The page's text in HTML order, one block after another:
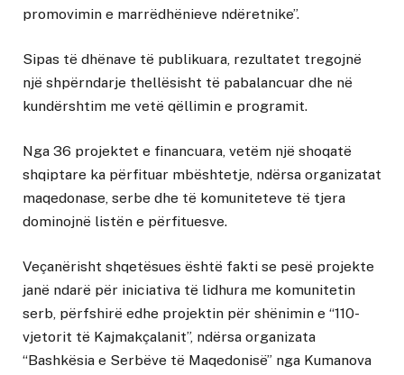
promovimin e marrëdhënieve ndëretnike”.
Sipas të dhënave të publikuara, rezultatet tregojnë
një shpërndarje thellësisht të pabalancuar dhe në
kundërshtim me vetë qëllimin e programit.
Nga 36 projektet e financuara, vetëm një shoqatë
shqiptare ka përfituar mbështetje, ndërsa organizatat
maqedonase, serbe dhe të komuniteteve të tjera
dominojnë listën e përfituesve.
Veçanërisht shqetësues është fakti se pesë projekte
janë ndarë për iniciativa të lidhura me komunitetin
serb, përfshirë edhe projektin për shënimin e “110-
vjetorit të Kajmakçalanit”, ndërsa organizata
“Bashkësia e Serbëve të Maqedonisë” nga Kumanova